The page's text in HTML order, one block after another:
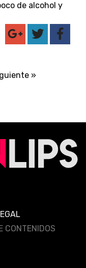
de alcohol y
»
CONTENIDOS